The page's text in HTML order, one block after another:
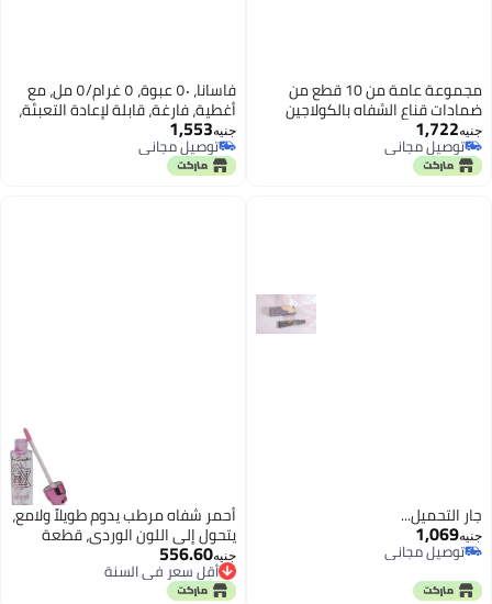
مجموعة عامة من 10 قطع من
ضمادات قناع الشفاه بالكولاجين
الكريستالي لتكبير الشفاه، غنية
بخلاصة الترطيب، مضادة للشيخوخة
والتجاعيد، تحتوي على جل لتكبير
جنيه1,722
توصيل مجاني
توصيل مجاني
فاسانا، ٥٠ عبوة، ٥ غرام/٥ مل، مع
أغطية، فارغة، قابلة لإعادة التعبئة،
مصنوعة من البلاستيك الأسود،
بغطاء لولبي وقاعدة شفافة، عبوات
فارغة، زجاجات سفر صغيرة
جنيه1,553
توصيل مجاني
توصيل مجاني
جارٍ التحميل...
جنيه1,069
توصيل مجاني
توصيل مجاني
أحمر شفاه مرطب يدوم طويلاً ولامع،
يتحول إلى اللون الوردي، قطعة
واحدة
جنيه556.60
أقل سعر في السنة
أقل سعر في السنة